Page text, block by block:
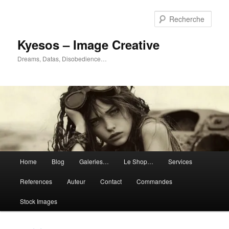
Kyesos – Image Creative
Dreams, Datas, Disobedience…
principal
Home Blog Galeries… Le Shop… Services
References Auteur Contact Commandes
Stock Images